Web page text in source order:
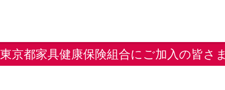
東京都家具健康保険組合にご加入の皆さま